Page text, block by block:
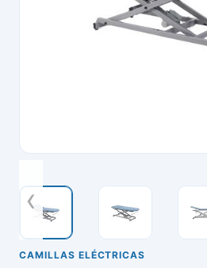
CAMILLAS ELÉCTRICAS